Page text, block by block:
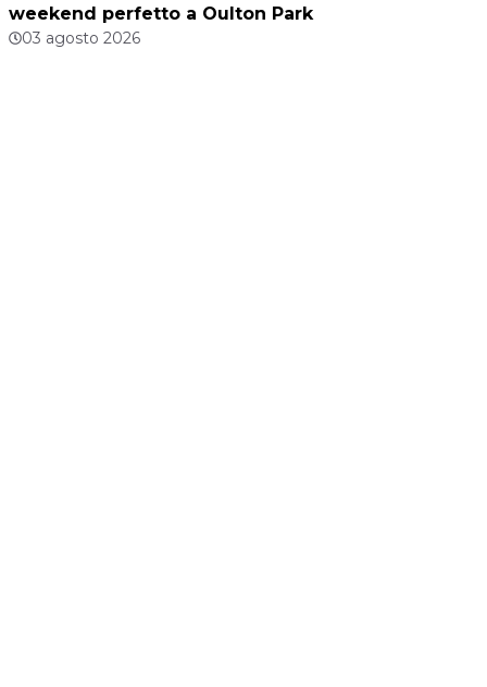
weekend perfetto a Oulton Park
03 agosto 2026